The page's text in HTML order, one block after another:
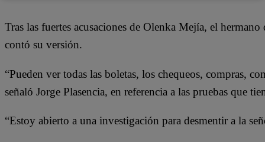
Tras las fuertes acusaciones de Olenka Mejía, el
contó su versión.
“Pueden ver todas las boletas, los chequeos, compras,
señaló Jorge Plasencia, en referencia a las pruebas que
“Estoy abierto a una investigación para desmentir a la